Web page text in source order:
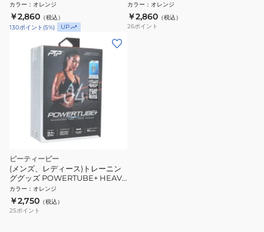
カラー ： オレンジ
￥2,860 （税込）
130ポイント (5%) UP
カラー ： オレンジ
￥2,860 （税込）
26ポイント
ピーティーピー
(メンズ、レディース)トレーニン
ググッズ POWERTUBE+ HEAVY
PTP+4
カラー ： オレンジ
￥2,750 （税込）
25ポイント